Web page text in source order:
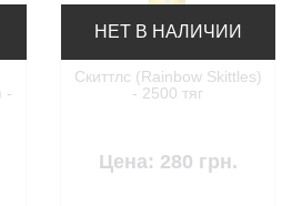
-
НЕТ В НАЛИЧИИ
Скиттлс (Rainbow Skittles)
- 2500 тяг
Цена: 280 грн.